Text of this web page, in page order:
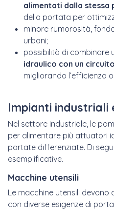
alimentati dalla stessa
della portata per
minore rumorosità,
urbani;
possibilità di combinare
idraulico con un
migliorando l’efficienza
Impianti industriali
Nel settore industriale, le
per alimentare più attuatori
portate differenziate. Di
esemplificative.
Macchine utensili
Le macchine utensili
con diverse esigenze di